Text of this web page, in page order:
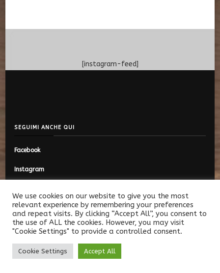
[instagram-feed]
SEGUIMI ANCHE QUI
Facebook
Instagram
© Copyright 2026 Mini Viaggiatori . Tutti i diritti riservati.
Sviluppato daBlossom Themes . Powered byWordPress.
We use cookies on our website to give you the most
relevant experience by remembering your preferences
and repeat visits. By clicking “Accept All”, you consent to
the use of ALL the cookies. However, you may visit
"Cookie Settings" to provide a controlled consent.
Cookie Settings Accept All